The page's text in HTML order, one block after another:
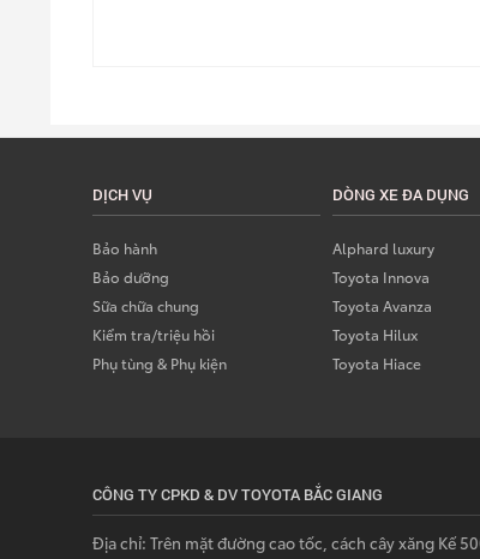
DỊCH VỤ
Bảo hành
Bảo dưỡng
Sữa chữa chung
Kiểm tra/triệu hồi
Phụ tùng & Phụ kiện
DÒNG XE ĐA DỤNG
Alphard luxury
Toyota Innova
Toyota Avanza
Toyota Hilux
Toyota Hiace
CÔNG TY CPKD & DV TOYOTA BẮC GIANG
Địa chỉ: Trên mặt đường cao tốc, cách cây xăng Kế